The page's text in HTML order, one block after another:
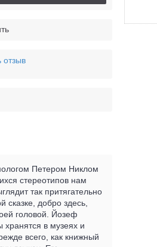
отзыв
Петером Никлом
стереотипов нам
так притягательно
сказке, добро здесь,
головой. Йозеф
в музеях и
всего, как книжный